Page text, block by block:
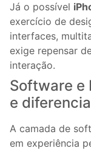
Já o possível
exercício de
interfaces,
exige repensar
interação.
Software e
e
A camada de
em experiência